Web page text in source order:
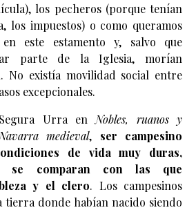
los pecheros (porque tenían
los impuestos) o como queramos
este estamento y, salvo que
parte de la Iglesia, morían
No existía movilidad social entre
excepcionales.
Urra en Nobles, ruanos y
medieval, ser campesino
de vida muy duras,
se comparan con las que
y el clero. Los campesinos
tierra donde habían nacido siendo